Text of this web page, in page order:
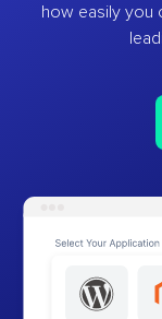
how easily you